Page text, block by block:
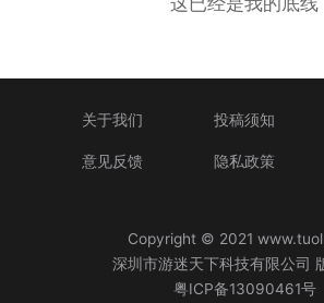
关于我们 投稿须知
意见反馈 隐私政策
Copyright © 2021
深圳市游迷天下科技有限公司
粤ICP备13090461号